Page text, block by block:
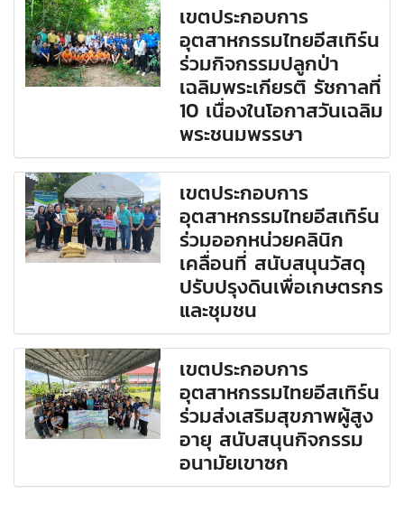
เขตประกอบการ
อุตสาหกรรมไทยอีสเทิร์น
ร่วมกิจกรรมปลูกป่า
เฉลิมพระเกียรติ รัชกาลที่
10 เนื่องในโอกาสวันเฉลิม
พระชนมพรรษา
เขตประกอบการ
อุตสาหกรรมไทยอีสเทิร์น
ร่วมออกหน่วยคลินิก
เคลื่อนที่ สนับสนุนวัสดุ
ปรับปรุงดินเพื่อเกษตรกร
และชุมชน
เขตประกอบการ
อุตสาหกรรมไทยอีสเทิร์น
ร่วมส่งเสริมสุขภาพผู้สูง
อายุ สนับสนุนกิจกรรม
อนามัยเขาซก